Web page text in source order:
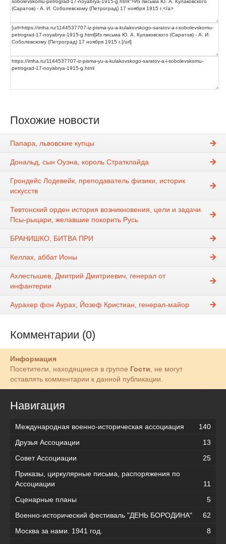
Похожие новости
Папара, львовские купцы
Дональд, сын Оуэна, король Стратклайда
Грондейс Лодевейк, преподаватель физики, историк
искусств
Тевтонский орден история возникновения, цели и задачи.
Псы-рыцари, желавшие покорить Русь
БРАНИШКО, БИТВА ПРИ
Келлах, аббат Ионы
Ахлестышев, Дмитрий Дмитриевич, генерал от
инфантерии
Аурахер фон Аурах, Йозеф Кристиан, генерал-майор
Комментарии (0)
Информация
Посетители, находящиеся в группе Гости , не могут
оставлять комментарии к данной публикации.
Навигация
Международная военно-историческая ассоциация
140
Друзья Ассоциации
13
Совет Ассоциации
25
Приказы, циркулярные письма, распоряжения по
Ассоциации
11
Сценарные планы
5
Военно-исторический фестиваль "ДЕНЬ БОРОДИНА"
62
Москва за нами. 1941 год.
8